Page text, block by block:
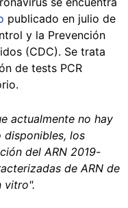
publicado en julio de
y la Prevención
(CDC). Se trata
de tests PCR
actualmente no hay
disponibles, los
del ARN 2019-
de ARN de
vitro".